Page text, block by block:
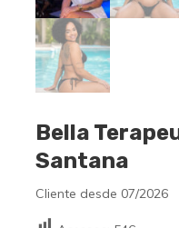
Bella
Santana
Cliente desde 07/2026